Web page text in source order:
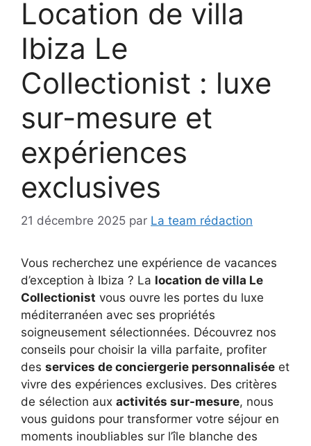
Location de villa
Ibiza Le
Collectionist : luxe
sur-mesure et
expériences
exclusives
21 décembre 2025 par La team rédaction
Vous recherchez une expérience de vacances
d’exception à Ibiza ? La location de villa Le
Collectionist vous ouvre les portes du luxe
méditerranéen avec ses propriétés
soigneusement sélectionnées. Découvrez nos
conseils pour choisir la villa parfaite, profiter
des services de conciergerie personnalisée et
vivre des expériences exclusives. Des critères
de sélection aux activités sur-mesure, nous
vous guidons pour transformer votre séjour en
moments inoubliables sur l’île blanche des